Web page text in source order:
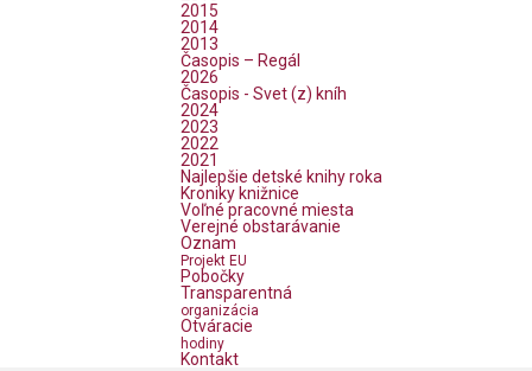
2015
2014
2013
Časopis – Regál
2026
Časopis - Svet (z) kníh
2024
2023
2022
2021
Najlepšie detské knihy roka
Kroniky knižnice
Voľné pracovné miesta
Verejné obstarávanie
Oznam
Projekt EU
Pobočky
Transparentná
organizácia
Otváracie
hodiny
Kontakt